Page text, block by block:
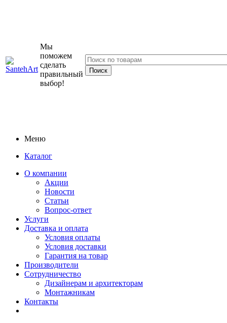
Мы
поможем
сделать
правильный
выбор!
Меню
Каталог
О компании
Акции
Новости
Статьи
Вопрос-ответ
Услуги
Доставка и оплата
Условия оплаты
Условия доставки
Гарантия на товар
Производители
Сотрудничество
Дизайнерам и архитекторам
Монтажникам
Контакты